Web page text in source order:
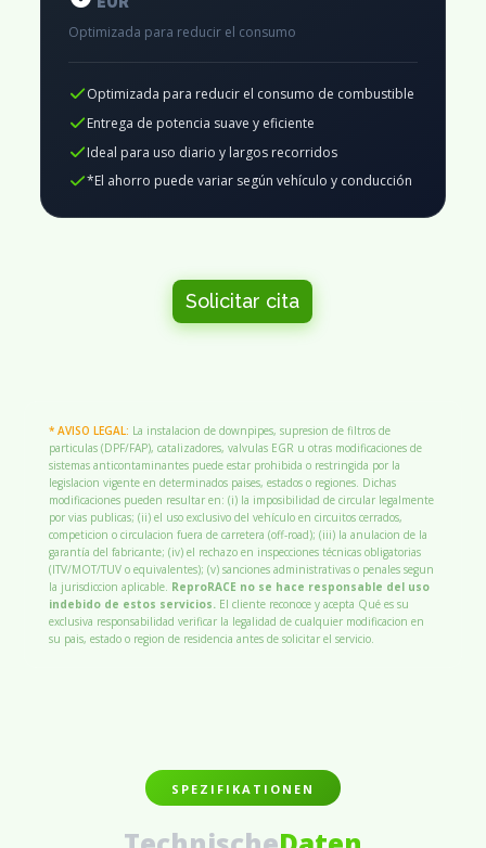
Optimizada para reducir el consumo
Optimizada para reducir el consumo de combustible
Entrega de potencia suave y eficiente
Ideal para uso diario y largos recorridos
*El ahorro puede variar según vehículo y conducción
Solicitar cita
* AVISO LEGAL: La instalacion de downpipes, supresion de filtros de
particulas (DPF/FAP), catalizadores, valvulas EGR u otras modificaciones de
sistemas anticontaminantes puede estar prohibida o restringida por la
legislacion vigente en determinados paises, estados o regiones. Dichas
modificaciones pueden resultar en: (i) la imposibilidad de circular legalmente
por vias publicas; (ii) el uso exclusivo del vehículo en circuitos cerrados,
competicion o circulacion fuera de carretera (off-road); (iii) la anulacion de la
garantía del fabricante; (iv) el rechazo en inspecciones técnicas obligatorias
(ITV/MOT/TUV o equivalentes); (v) sanciones administrativas o penales segun
la jurisdiccion aplicable. ReproRACE no se hace responsable del uso
indebido de estos servicios. El cliente reconoce y acepta Qué es su
exclusiva responsabilidad verificar la legalidad de cualquier modificacion en
su pais, estado o region de residencia antes de solicitar el servicio.
SPEZIFIKATIONEN